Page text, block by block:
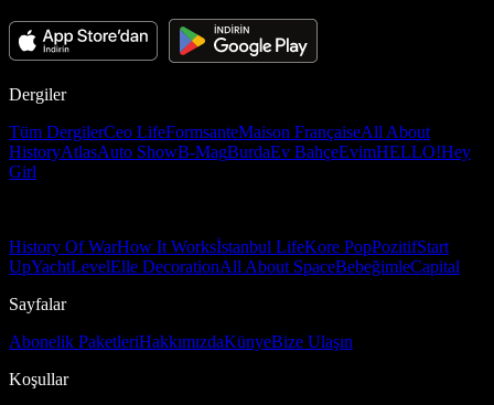
Dergiler
Tüm DergilerCeo LifeFormsanteMaison FrançaiseAll About
HistoryAtlasAuto ShowB-MagBurdaEv BahçeEvimHELLO!Hey
Girl
History Of WarHow It Worksİstanbul LifeKore PopPozitifStart
UpYachtLevelElle DecorationAll About SpaceBebeğimleCapital
Sayfalar
Abonelik PaketleriHakkımızdaKünyeBize Ulaşın
Koşullar